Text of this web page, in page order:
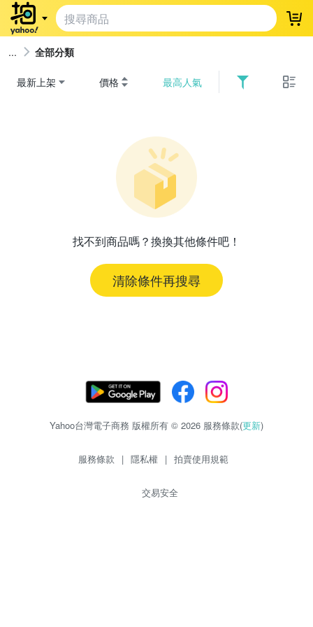
登
全部分類
最新上架 價格 最高人氣
找不到商品嗎？換換其他條件吧！
清除條件再搜尋
Yahoo台灣電子商務 版權所有 © 2026 服務條款(更新)
服務條款 | 隱私權 | 拍賣使用規範
交易安全